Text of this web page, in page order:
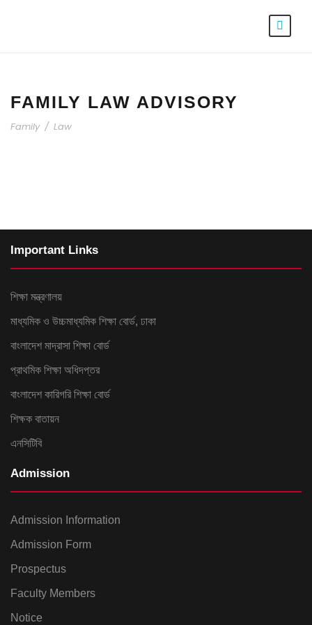
FAMILY LAW ADVISORY
Family / Law
Important Links
শিক্ষা মন্ত্রণালয়
মাধ্যমিক ও উচ্চমাধ্যমিক শিক্ষা বোর্ড, ঢাকা
বাংলাদেশ মাদ্রাসা শিক্ষা বোর্ড
প্রাথমিক শিক্ষা অধিদপ্তর
বাংলাদেশ কারিগরি শিক্ষা বোর্ড
শিক্ষক বাতায়ন
এনসিটিবি
Admission
Admission Information
Admission Form
Prospectus
Faculty Members
Notice